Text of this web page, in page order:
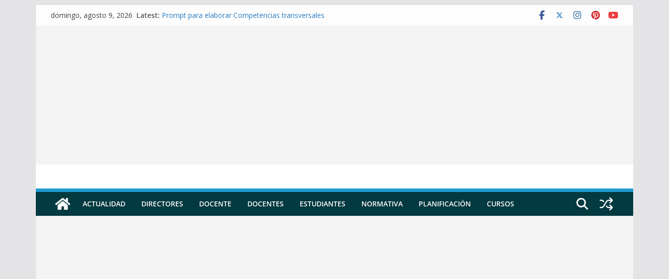
domingo, agosto 9, 2026 Latest: Prompt para elaborar Competencias transversales
ACTUALIDAD DIRECTORES DOCENTE DOCENTES ESTUDIANTES NORMATIVA PLANIFICACIÓN CURSOS